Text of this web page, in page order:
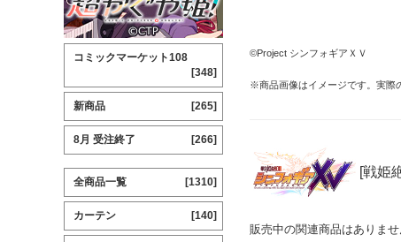
©Project シンフォギアＸＶ
※商品画像はイメージです。実際
[戦姫
販売中の関連商品はありませ
コミックマーケット108
[348]
新商品 [265]
8月 受注終了 [266]
全商品一覧 [1310]
カーテン [140]